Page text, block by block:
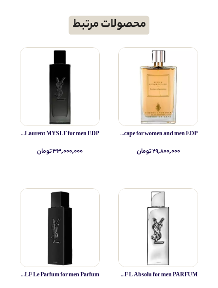
محصولات مرتبط
Simone Andreoli Tulum Junglescape for women and men EDP
۲۹,۸۰۰,۰۰۰ تومان
Yves Saint Laurent MYSLF L Absolu for men PARFUM
Yves Saint Laurent MYSLF for men EDP
۳۳,۰۰۰,۰۰۰ تومان
Yves Saint Laurent MYSLF Le Parfum for men Parfum